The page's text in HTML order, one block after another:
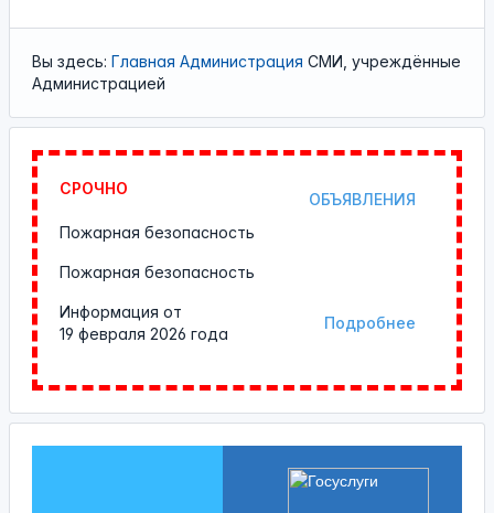
Вы здесь: Главная Администрация СМИ, учреждённые
Администрацией
СРОЧНО
ОБЪЯВЛЕНИЯ
Пожарная безопасность
Пожарная безопасность
Подробнее
Информация от
19 февраля 2026 года